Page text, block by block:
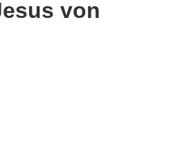
von